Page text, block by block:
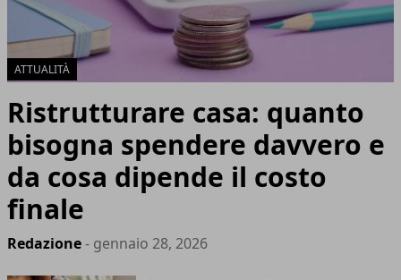
ATTUALITÀ
Ristrutturare casa: quanto
bisogna spendere davvero e
da cosa dipende il costo
finale
Redazione- gennaio 28, 2026